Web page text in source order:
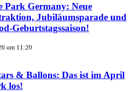
Park Germany: Neue
Jubiläumsparade und
Geburtstagssaison!
um 11:20
& Ballons: Das ist im April
los!